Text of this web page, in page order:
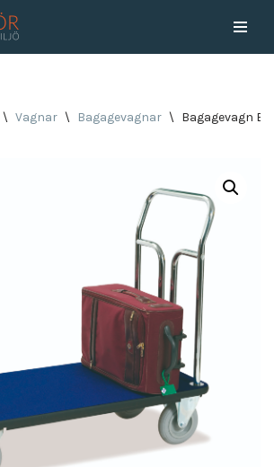
\ Vagnar \ Bagagevagnar \ Bagagevagn